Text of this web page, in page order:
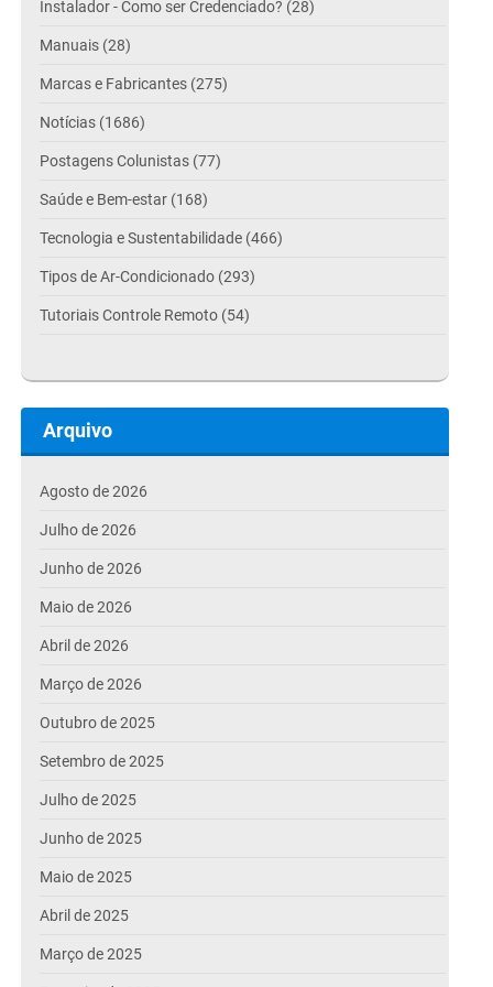
Instalador - Como ser Credenciado? (28)
Manuais (28)
Marcas e Fabricantes (275)
Notícias (1686)
Postagens Colunistas (77)
Saúde e Bem-estar (168)
Tecnologia e Sustentabilidade (466)
Tipos de Ar-Condicionado (293)
Tutoriais Controle Remoto (54)
Arquivo
Agosto de 2026
Julho de 2026
Junho de 2026
Maio de 2026
Abril de 2026
Março de 2026
Outubro de 2025
Setembro de 2025
Julho de 2025
Junho de 2025
Maio de 2025
Abril de 2025
Março de 2025